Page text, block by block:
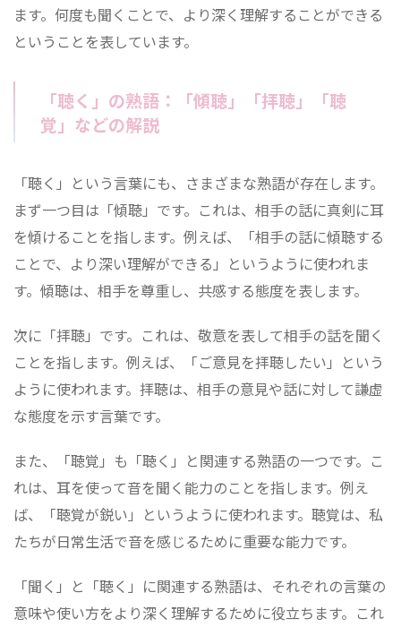
ます。何度も聞くことで、より深く理解することができる
ということを表しています。
「聴く」の熟語：「傾聴」「拝聴」「聴
覚」などの解説
「聴く」という言葉にも、さまざまな熟語が存在します。
まず一つ目は「傾聴」です。これは、相手の話に真剣に耳
を傾けることを指します。例えば、「相手の話に傾聴する
ことで、より深い理解ができる」というように使われま
す。傾聴は、相手を尊重し、共感する態度を表します。
次に「拝聴」です。これは、敬意を表して相手の話を聞く
ことを指します。例えば、「ご意見を拝聴したい」という
ように使われます。拝聴は、相手の意見や話に対して謙虚
な態度を示す言葉です。
また、「聴覚」も「聴く」と関連する熟語の一つです。こ
れは、耳を使って音を聞く能力のことを指します。例え
ば、「聴覚が鋭い」というように使われます。聴覚は、私
たちが日常生活で音を感じるために重要な能力です。
「聞く」と「聴く」に関連する熟語は、それぞれの言葉の
意味や使い方をより深く理解するために役立ちます。これ